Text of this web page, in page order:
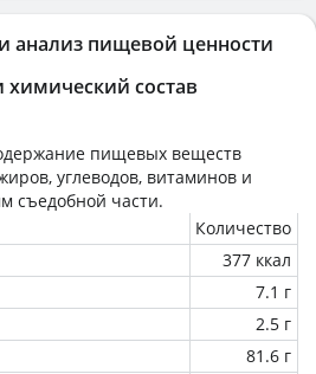
анализ пищевой ценности
состав
пищевых веществ
углеводов, витаминов и
съедобной части.
Количество
377 ккал
7.1 г
2.5 г
81.6 г